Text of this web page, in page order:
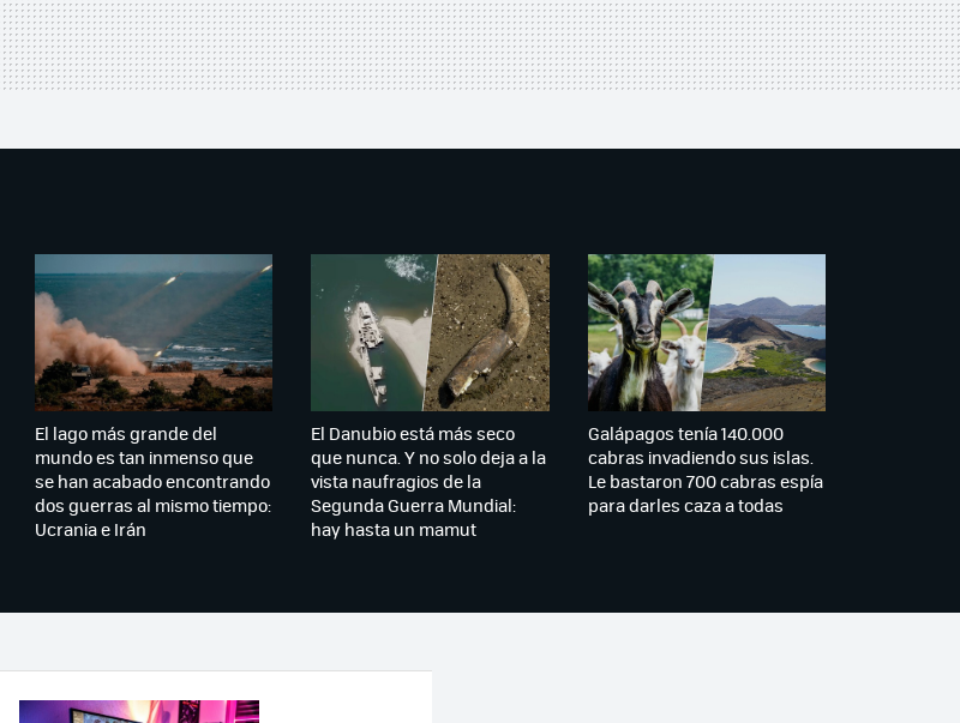
El lago más grande del
mundo es tan inmenso que
se han acabado encontrando
dos guerras al mismo tiempo:
Ucrania e Irán
El Danubio está más seco
que nunca. Y no solo deja a la
vista naufragios de la
Segunda Guerra Mundial:
hay hasta un mamut
Galápagos tenía 140.000
cabras invadiendo sus islas.
Le bastaron 700 cabras espía
para darles caza a todas